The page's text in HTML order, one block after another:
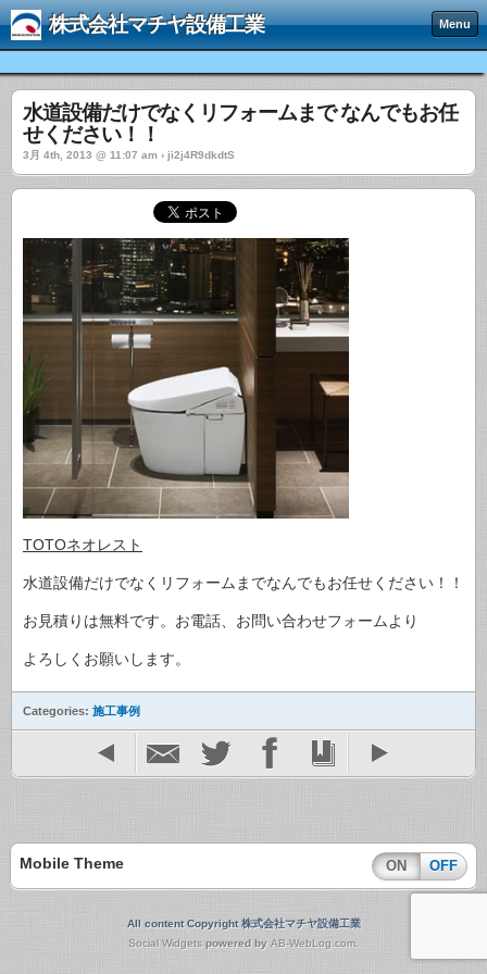
株式会社マチヤ設備工業 Menu
水道設備だけでなくリフォームまで なんでもお任
せください！！
3月 4th, 2013 @ 11:07 am › ji2j4R9dkdtS
TOTOネオレスト
水道設備だけでなくリフォームまでなんでもお任せください！！
お見積りは無料です。お電話、お問い合わせフォームより
よろしくお願いします。
Categories: 施工事例
Mobile Theme ON OFF
All content Copyright 株式会社マチヤ設備工業
Social Widgets powered by AB-WebLog.com.